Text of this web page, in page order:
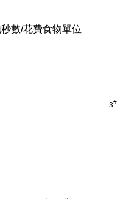
數/花費食物單位
3#